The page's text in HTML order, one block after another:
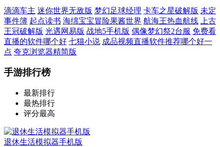
滴滴车主 迷你世界无敌版 梦幻足球经理 卡车之星破解版 未定
事件簿 起点读书 海绵宝宝冒险果酱世界 航海王热血航线
上古
王冠破解版 光遇网易版 战地5手机版 偶像梦幻祭2台服 免费看
直播的软件哪个好 七猫小说 成品视频直播软件推荐哪个好一
点 夸克浏览器精简版
手游排行榜
最新排行
最热排行
评分最高
退休生活模拟器手机版